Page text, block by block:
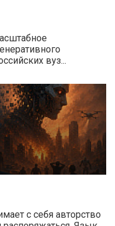
вуз...
с себя авторство